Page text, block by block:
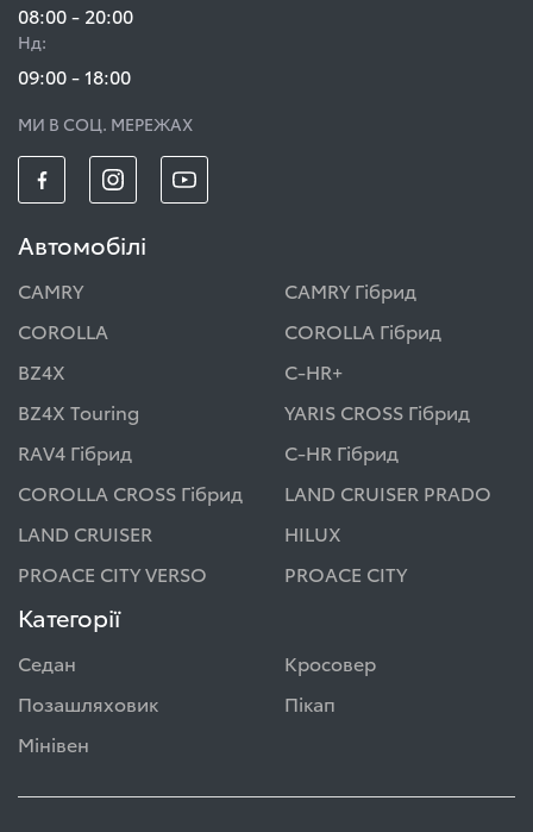
08:00 - 20:00
Нд:
09:00 - 18:00
МИ В СОЦ. МЕРЕЖАХ
Автомобілі
CAMRY
CAMRY Гібрид
COROLLA
COROLLA Гібрид
BZ4X
C-HR+
BZ4X Touring
YARIS CROSS Гібрид
RAV4 Гібрид
C-HR Гібрид
COROLLA CROSS Гібрид
LAND CRUISER PRADO
LAND CRUISER
HILUX
PROACE CITY VERSO
PROACE CITY
Категорії
Седан
Кросовер
Позашляховик
Пікап
Мінівен